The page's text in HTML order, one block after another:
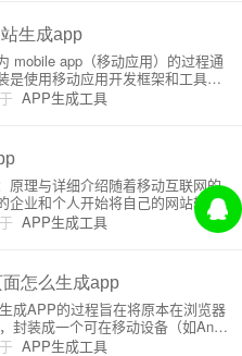
生成app
APP生成工具
mobile app（移动应用）的过程通
是使用移动应用开发框架和工具将
生应用或混合应用的过程。下面是
明，用来把一个网站生成为移动应
APP生成工具
原理与详细介绍随着移动互联网的
企业和个人开始将自己的网站转化
其影响力。其中，H5页面是最为简
式。在本篇文章中，我们将详细介
怎么生成app
APP生成工具
成APP的过程旨在将原本在浏览器
封装成一个可在移动设备（如Andr
的应用程序。这种方法通过使用混